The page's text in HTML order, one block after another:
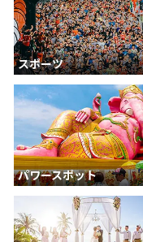
スポーツ
パワースポット